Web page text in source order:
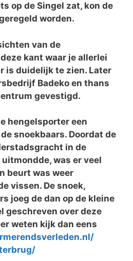
op de Singel zat, kon de
worden.
van de
kant waar je allerlei
is duidelijk te zien. Later
Badeko en thans
gevestigd.
hengelsporter een
snoekbaars. Doordat de
in de
was er veel
beurt was weer
vissen. De snoek,
joeg de dan op de kleine
geschreven over deze
weten kijk dan eens